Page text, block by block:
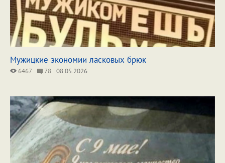
Мужицкие экономии ласковых брюк
6467 78 08.05.2026